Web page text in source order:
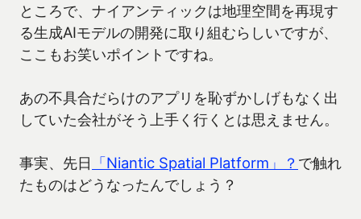
ところで、ナイアンティックは地理空間を再現す
る生成AIモデルの開発に取り組むらしいですが、
ここもお笑いポイントですね。
あの不具合だらけのアプリを恥ずかしげもなく出
していた会社がそう上手く行くとは思えません。
事実、先日 「Niantic Spatial Platform」？ で触れ
たものはどうなったんでしょう？